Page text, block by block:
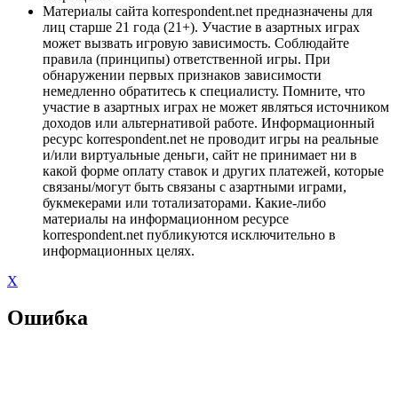
Материалы сайта korrespondent.net предназначены для
лиц старше 21 года (21+). Участие в азартных играх
может вызвать игровую зависимость. Соблюдайте
правила (принципы) ответственной игры. При
обнаружении первых признаков зависимости
немедленно обратитесь к специалисту. Помните, что
участие в азартных играх не может являться источником
доходов или альтернативой работе. Информационный
ресурс korrespondent.net не проводит игры на реальные
и/или виртуальные деньги, сайт не принимает ни в
какой форме оплату ставок и других платежей, которые
связаны/могут быть связаны с азартными играми,
букмекерами или тотализаторами. Какие-либо
материалы на информационном ресурсе
korrespondent.net публикуются исключительно в
информационных целях.
X
Ошибка